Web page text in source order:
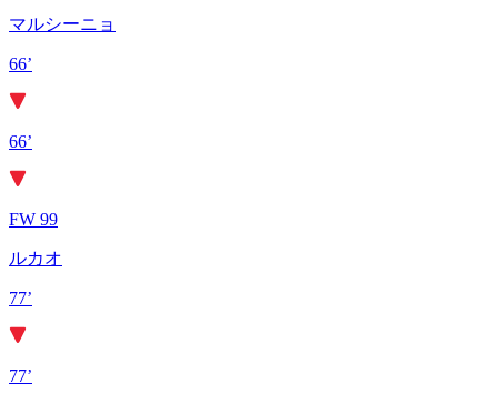
マルシーニョ
66’
66’
FW 99
ルカオ
77’
77’